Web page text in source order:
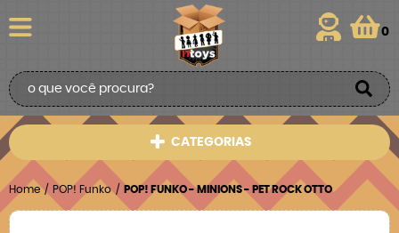
0
CATEGORIAS
Home POP! Funko POP! FUNKO - MINIONS - PET ROCK OTTO